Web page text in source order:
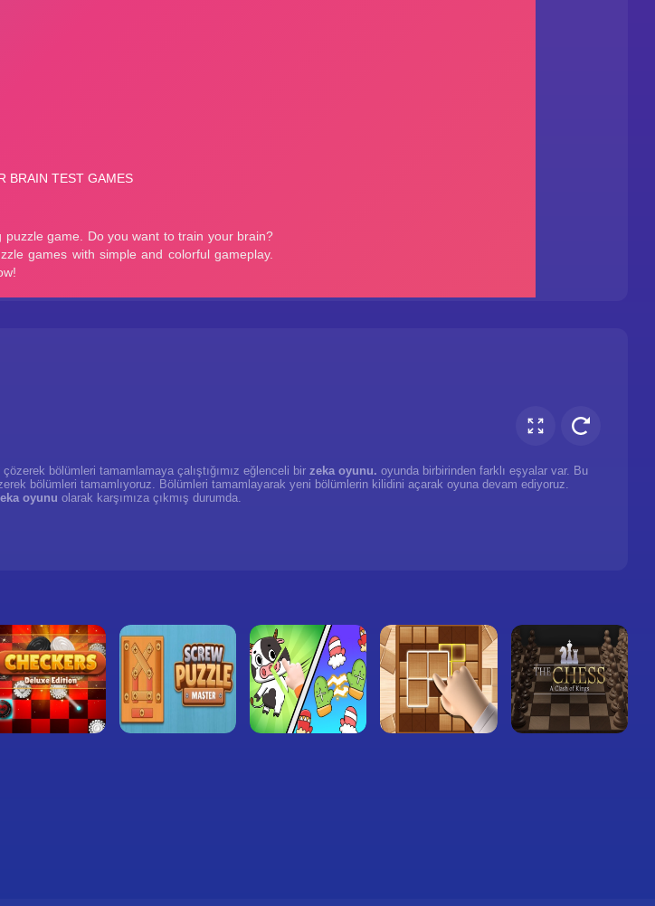
bölümleri tamamlamaya çalıştığımız eğlenceli bir zeka oyunu. oyunda birbirinden farklı eşyalar var. Bu
bölümleri tamamlıyoruz. Bölümleri tamamlayarak yeni bölümlerin kilidini açarak oyuna devam ediyoruz.
oyunu olarak karşımıza çıkmış durumda.